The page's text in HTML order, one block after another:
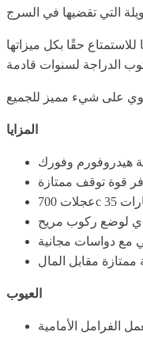
مطلوبًا للاستمتاع حقًا بكل ميزاتها
المزايا
العيوب
الفرامل الأمامية